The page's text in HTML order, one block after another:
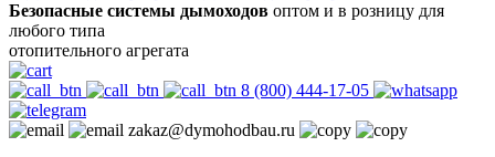
Безопасные системы дымоходов оптом и в розницу для
любого типа
отопительного агрегата
8 (800) 444-17-05
zakaz@dymohodbau.ru